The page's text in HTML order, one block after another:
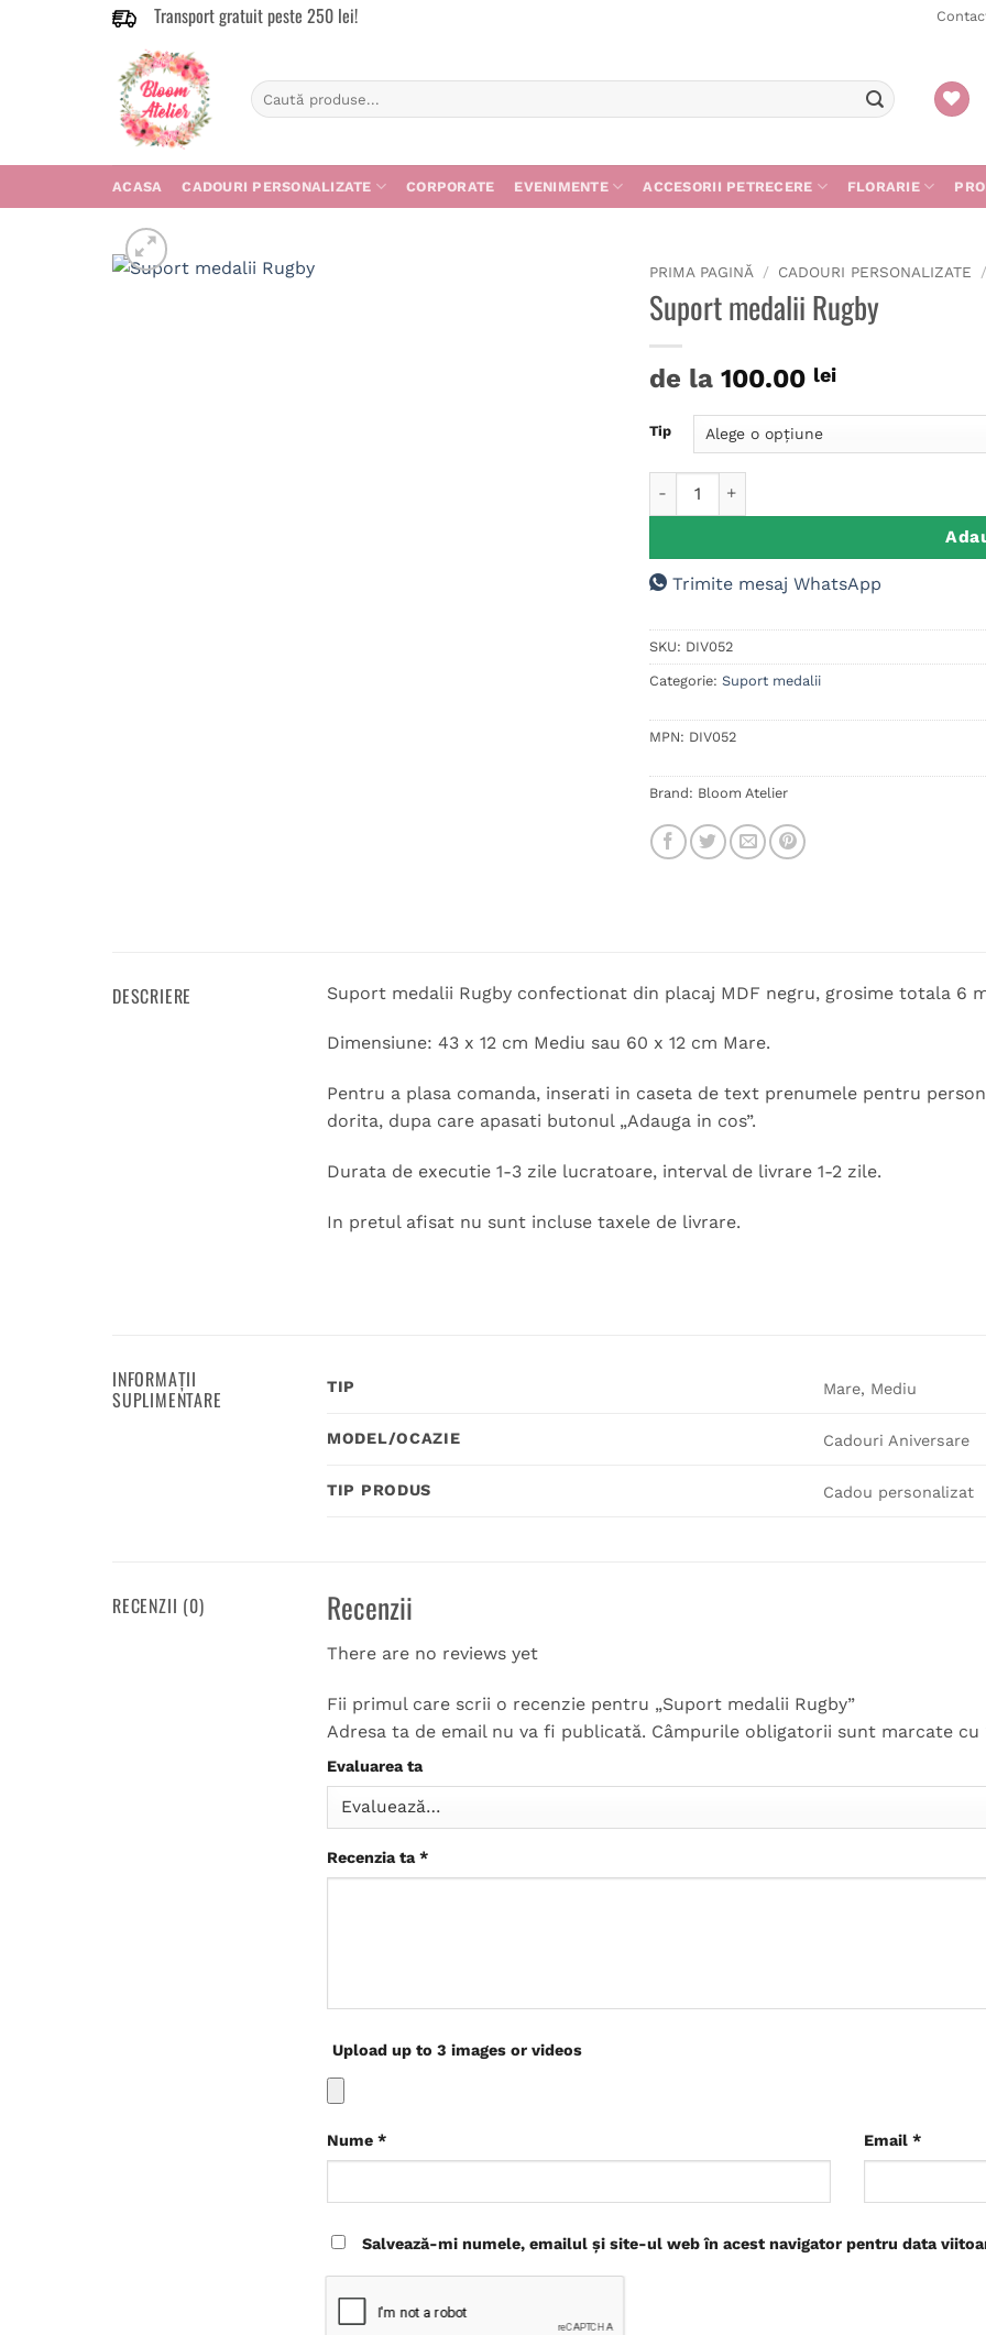
Transport gratuit peste 250 lei!
Caută
după:
ACASA CADOURI PERSONALIZATE CORPORATE EVENIMENTE ACCESORII PETRECERE FLORARIE
PRIMA PAGINĂ / CADOURI PERSONALIZATE /
Suport medalii Rugby
de la 100.00 lei
Tip
Trimite mesaj WhatsApp
SKU: DIV052
Categorie: Suport medalii
MPN: DIV052
Brand: Bloom Atelier
DESCRIERE Suport medalii Rugby confectionat din placaj MDF negru, grosime totala 6
Dimensiune: 43 x 12 cm Mediu sau 60 x 12 cm Mare.
Pentru a plasa comanda, inserati in caseta de text prenumele pentru
dorita, dupa care apasati butonul „Adauga in cos”.
Durata de executie 1-3 zile lucratoare, interval de livrare 1-2 zile.
In pretul afisat nu sunt incluse taxele de livrare.
INFORMAȚII
SUPLIMENTARE TIP Mare, Mediu
MODEL/OCAZIE Cadouri Aniversare
TIP PRODUS Cadou personalizat
RECENZII (0) Recenzii
There are no reviews yet
Fii primul care scrii o recenzie pentru „Suport medalii Rugby”
Adresa ta de email nu va fi publicată. Câmpurile obligatorii sunt marcate cu
Evaluarea ta
Recenzia ta*
Upload up to 3 images or videos
Nume * Email *
Salvează-mi numele, emailul și site-ul web în acest navigator pentru data